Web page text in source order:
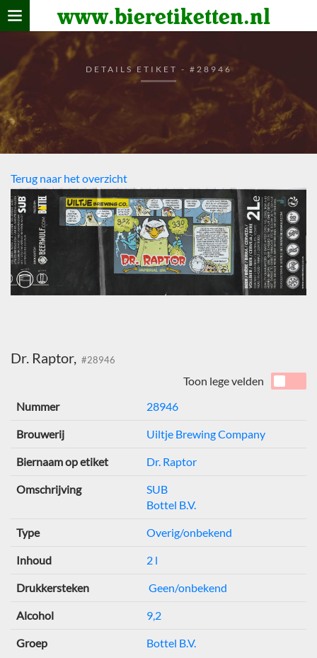
www.bieretiketten.nl
Home
verzamelen
De bierkaart
Bezoekers
DETAILS ETIKET - #28946
Terug naar het overzicht
Dr. Raptor, #28946
Toon lege velden
Nummer
28946
Brouwerij Uiltje Brewing Company
Biernaam op etiket Dr. Raptor
Omschrijving
SUB
Bottel B.V.
Type Overig/onbekend
Inhoud 2 l
Drukkersteken Geen/onbekend
Alcohol 9,2
Groep Bottel B.V.